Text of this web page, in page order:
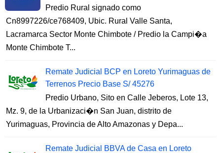
Predio Rural signado como
Cn8997226/ce768409, Ubic. Rural Valle Santa,
Lacramarca Sector Monte Chimbote / Predio la Campi�a
Monte Chimbote T...
Remate Judicial BCP en Loreto Yurimaguas de
Terrenos Precio Base S/ 45276
Predio Urbano, Sito en Calle Jeberos, Lote 13,
Mz. 9, de la Urbanizaci�n San Juan, distrito de
Yurimaguas, Provincia de Alto Amazonas y Depa...
Remate Judicial BBVA de Casa en Loreto